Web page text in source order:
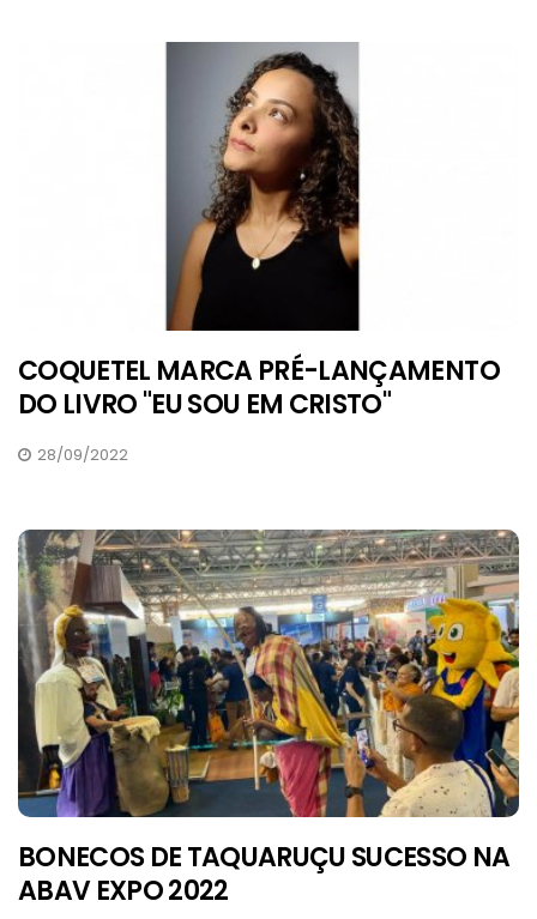
COQUETEL MARCA PRÉ-LANÇAMENTO
DO LIVRO "EU SOU EM CRISTO"
28/09/2022
BONECOS DE TAQUARUÇU SUCESSO NA
ABAV EXPO 2022